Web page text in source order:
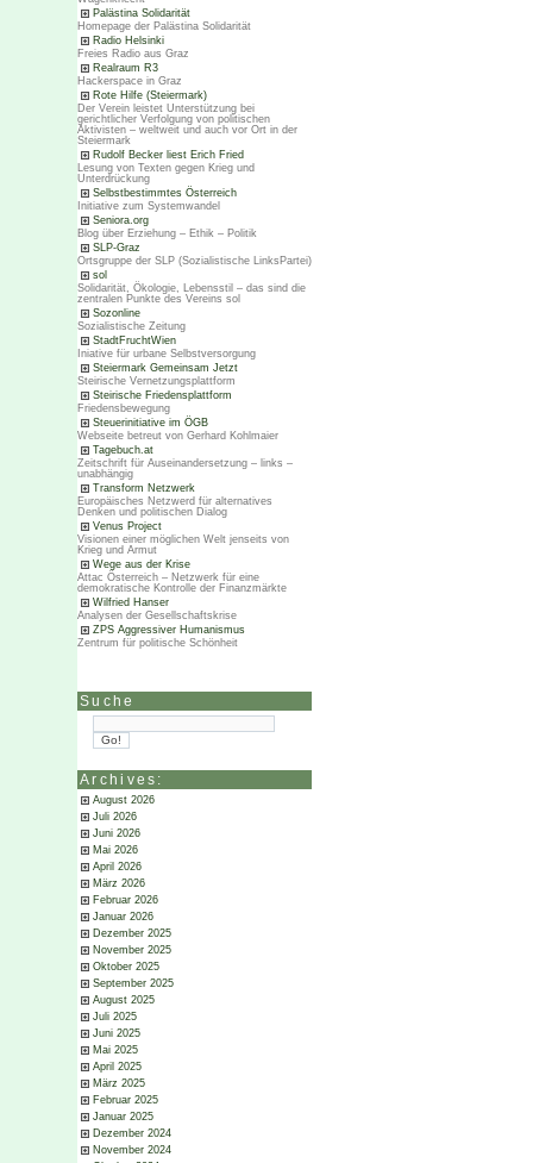
Palästina Solidarität
Homepage der Palästina Solidarität
Radio Helsinki
Freies Radio aus Graz
Realraum R3
Hackerspace in Graz
Rote Hilfe (Steiermark)
Der Verein leistet Unterstützung bei
gerichtlicher Verfolgung von politischen
Aktivisten – weltweit und auch vor Ort in der
Steiermark
Rudolf Becker liest Erich Fried
Lesung von Texten gegen Krieg und
Unterdrückung
Selbstbestimmtes Österreich
Initiative zum Systemwandel
Seniora.org
Blog über Erziehung – Ethik – Politik
SLP-Graz
Ortsgruppe der SLP (Sozialistische LinksPartei)
sol
Solidarität, Ökologie, Lebensstil – das sind die
zentralen Punkte des Vereins sol
Sozonline
Sozialistische Zeitung
StadtFruchtWien
Iniative für urbane Selbstversorgung
Steiermark Gemeinsam Jetzt
Steirische Vernetzungsplattform
Steirische Friedensplattform
Friedensbewegung
Steuerinitiative im ÖGB
Webseite betreut von Gerhard Kohlmaier
Tagebuch.at
Zeitschrift für Auseinandersetzung – links –
unabhängig
Transform Netzwerk
Europäisches Netzwerd für alternatives
Denken und politischen Dialog
Venus Project
Visionen einer möglichen Welt jenseits von
Krieg und Armut
Wege aus der Krise
Attac Österreich – Netzwerk für eine
demokratische Kontrolle der Finanzmärkte
Wilfried Hanser
Analysen der Gesellschaftskrise
ZPS Aggressiver Humanismus
Zentrum für politische Schönheit
Suche
Archives:
August 2026
Juli 2026
Juni 2026
Mai 2026
April 2026
März 2026
Februar 2026
Januar 2026
Dezember 2025
November 2025
Oktober 2025
September 2025
August 2025
Juli 2025
Juni 2025
Mai 2025
April 2025
März 2025
Februar 2025
Januar 2025
Dezember 2024
November 2024